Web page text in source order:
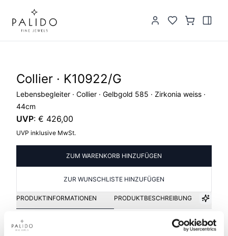
Collier · K10922/G
Lebensbegleiter · Collier · Gelbgold 585 · Zirkonia weiss ·
44cm
UVP: € 426,00
UVP inklusive MwSt.
ZUM WARENKORB HINZUFÜGEN
ZUR WUNSCHLISTE HINZUFÜGEN
PRODUKTINFORMATIONEN PRODUKTBESCHREIBUNG
Artikelgruppe